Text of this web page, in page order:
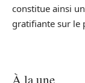
constitue ainsi
gratifiante sur le
À la une